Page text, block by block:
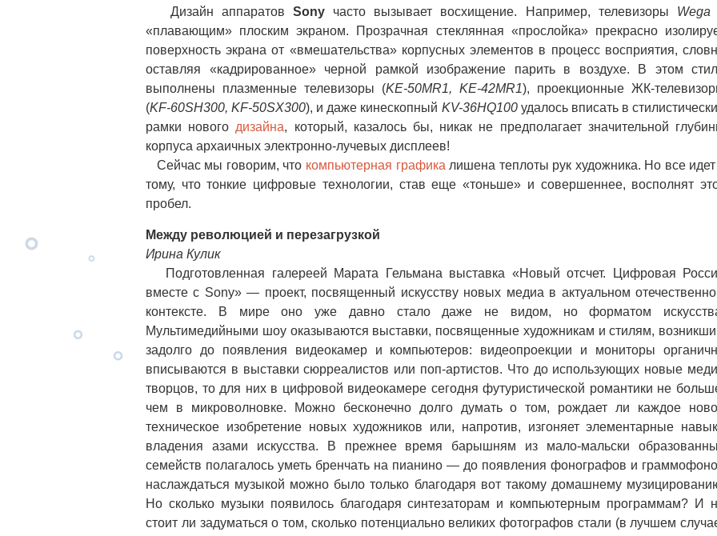
Дизайн аппаратов Sony часто вызывает восхищение. Например, телевизоры Wega
«плавающим» плоским экраном. Прозрачная стеклянная «прослойка» прекрасно
поверхность экрана от «вмешательства» корпусных элементов в процесс восприятия,
оставляя «кадрированное» черной рамкой изображение парить в воздухе. В этом
выполнены плазменные телевизоры (KE-50MR1, KE-42MR1), проекционные ЖК-
(KF-60SH300, KF-50SX300), и даже кинескопный KV-36HQ100удалось вписать в
рамки нового дизайна, который, казалось бы, никак не предполагает значительной
корпуса архаичных электронно-лучевых дисплеев!
Сейчас мы говорим, что компьютерная графика лишена теплоты рук художника. Но все идет
тому, что тонкие цифровые технологии, став еще «тоньше» и совершеннее, восполнят
пробел.
Между революцией и перезагрузкой
Ирина Кулик
Подготовленная галереей Марата Гельмана выставка «Новый отсчет. Цифровая
вместе с Sony» — проект, посвященный искусству новых медиа в актуальном
контексте. В мире оно уже давно стало даже не видом, но форматом
Мультимедийными шоу оказываются выставки, посвященные художникам и стилям,
задолго до появления видеокамер и компьютеров: видеопроекции и мониторы
вписываются в выставки сюрреалистов или поп-артистов. Что до использующих новые
творцов, то для них в цифровой видеокамере сегодня футуристической романтики не
чем в микроволновке. Можно бесконечно долго думать о том, рождает ли каждое
техническое изобретение новых художников или, напротив, изгоняет элементарные
владения азами искусства. В прежнее время барышням из мало-мальски
семейств полагалось уметь бренчать на пианино — до появления фонографов и
наслаждаться музыкой можно было только благодаря вот такому домашнему
Но сколько музыки появилось благодаря синтезаторам и компьютерным программам? И
стоит ли задуматься о том, сколько потенциально великих фотографов стали (в лучшем